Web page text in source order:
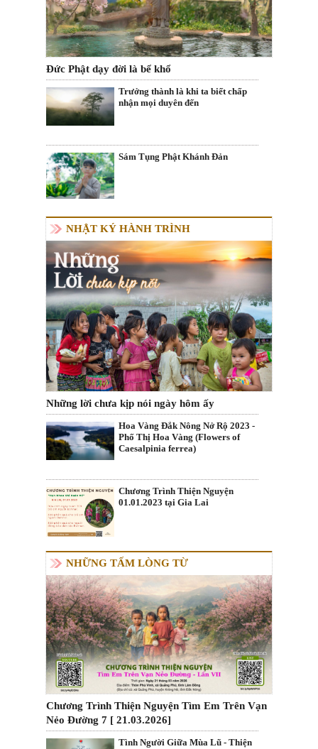
Đức Phật dạy đời là bể khổ
Trưởng thành là khi ta biết chấp
nhận mọi duyên đến
Sám Tụng Phật Khánh Đản
NHẬT KÝ HÀNH TRÌNH
Những lời chưa kịp nói ngày hôm ấy
Hoa Vàng Đắk Nông Nở Rộ 2023 -
Phố Thị Hoa Vàng (Flowers of
Caesalpinia ferrea)
Chương Trình Thiện Nguyện
01.01.2023 tại Gia Lai
NHỮNG TẤM LÒNG TỪ
Chương Trình Thiện Nguyện Tìm Em Trên Vạn
Nẻo Đường 7 [ 21.03.2026]
Tình Người Giữa Mùa Lũ - Thiện